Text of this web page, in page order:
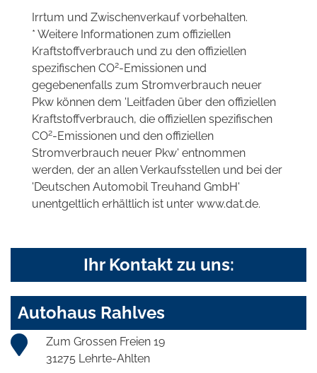
Irrtum und Zwischenverkauf vorbehalten.
* Weitere Informationen zum offiziellen
Kraftstoffverbrauch und zu den offiziellen
spezifischen CO2-Emissionen und
gegebenenfalls zum Stromverbrauch neuer
Pkw können dem 'Leitfaden über den offiziellen
Kraftstoffverbrauch, die offiziellen spezifischen
CO2-Emissionen und den offiziellen
Stromverbrauch neuer Pkw' entnommen
werden, der an allen Verkaufsstellen und bei der
'Deutschen Automobil Treuhand GmbH'
unentgeltlich erhältlich ist unter www.dat.de.
Ihr Kontakt zu uns:
Autohaus Rahlves
Zum Grossen Freien 19
31275 Lehrte-Ahlten